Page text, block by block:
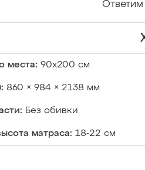
места: 90х200 см
860 × 984 × 2138 мм
Без обивки
матраса: 18-22 см